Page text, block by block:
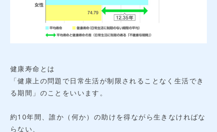
健康寿命とは
「健康上の問題で日常生活が制限されることなく生活でき
る期間」のことをいいます。
約10年間、誰か（何か）の助けを得ながら生きなければな
らない、